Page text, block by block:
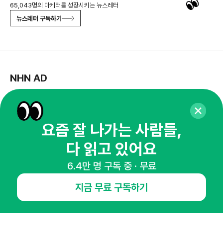
65,043명의 마케터를 성장시키는 뉴스레터
뉴스레터 구독하기
NHN AD
오픈애즈란
뉴스레터
경기도 성남시 분당구 대왕판교로645번길 16
대표 : 심도섭
사업자등록번호 : 144-81-27690(사업자정보확인 )
통신판매업신고번호 : 2014-경기성남-1023
호스팅서비스사업자 : 오픈애즈
1800-2198
이메일 :
요즘 잘 나가는 사람들,
다 읽고 있어요
6.4만 명 구독 중 · 무료
지금 무료 구독하기